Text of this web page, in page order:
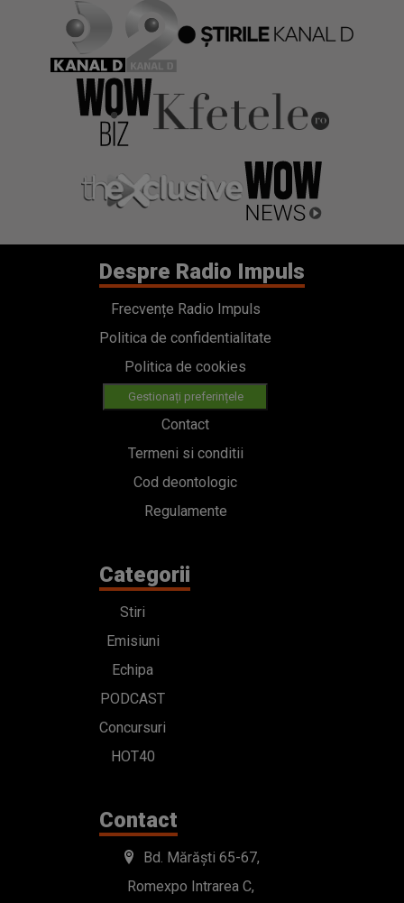
Despre Radio Impuls
Frecvențe Radio Impuls
Politica de confidentialitate
Politica de cookies
Gestionați preferințele
Contact
Termeni si conditii
Cod deontologic
Regulamente
Categorii
Stiri
Emisiuni
Echipa
PODCAST
Concursuri
HOT40
Contact
Bd. Mărăști 65-67,
Romexpo Intrarea C,